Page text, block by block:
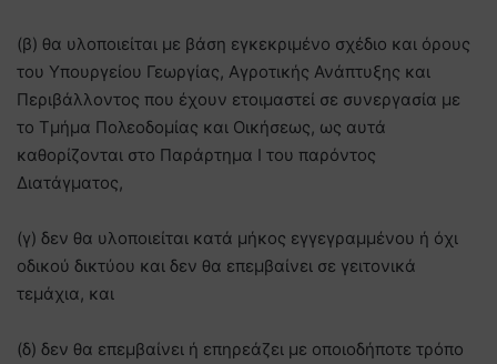
(β) θα υλοποιείται με βάση εγκεκριμένο σχέδιο και όρους
του Υπουργείου Γεωργίας, Αγροτικής Ανάπτυξης και
Περιβάλλοντος που έχουν ετοιμαστεί σε συνεργασία με
το Τμήμα Πολεοδομίας και Οικήσεως, ως αυτά
καθορίζονται στο Παράρτημα Ι του παρόντος
Διατάγματος,
(γ) δεν θα υλοποιείται κατά μήκος εγγεγραμμένου ή όχι
οδικού δικτύου και δεν θα επεμβαίνει σε γειτονικά
τεμάχια, και
(δ) δεν θα επεμβαίνει ή επηρεάζει με οποιοδήποτε τρόπο